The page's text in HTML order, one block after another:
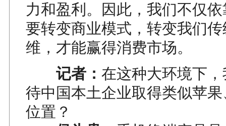
力和盈利。因此，我们不仅
要转变商业模式，转变我们
维，才能赢得消费市场。
记者： 在这种大环境下
待中国本土企业取得类似苹
位置？